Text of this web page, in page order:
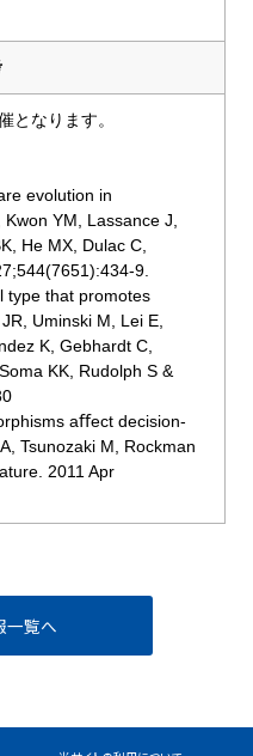
となります。
evolution in
YM, Lassance J,
He MX, Dulac C,
9.
type that promotes
Uminski M, Lei E,
K, Gebhardt C,
KK, Rudolph S &
aﬀect decision-
Tsunozaki M, Rockman
2011 Apr